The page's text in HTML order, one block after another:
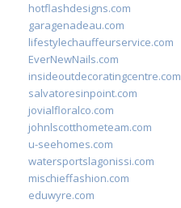
hotflashdesigns.com
garagenadeau.com
lifestylechauffeurservice.com
EverNewNails.com
insideoutdecoratingcentre.com
salvatoresinpoint.com
jovialfloralco.com
johnlscotthometeam.com
u-seehomes.com
watersportslagonissi.com
mischieffashion.com
eduwyre.com